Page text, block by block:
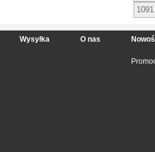
1091
Wysyłka O nas